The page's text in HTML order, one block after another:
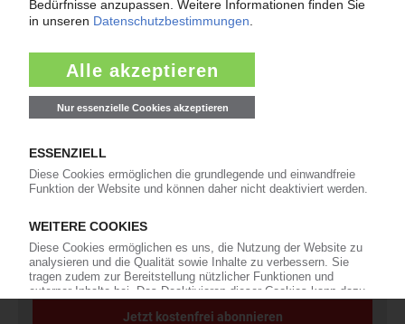
Die wichtigsten Nachrichten und Neuigkeiten aus der
Kunststoffbranche – jeden Tag brandaktuell!
Ich habe dieDatenschutzbestimmungen zur Kenntnis genommen
und akzeptiere diese.
Jetzt kostenfrei abonnieren